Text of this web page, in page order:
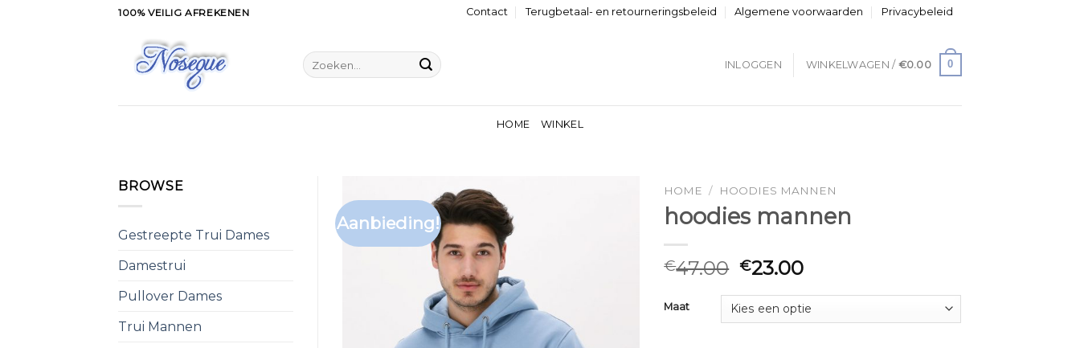
100% VEILIG AFREKENEN Contact Terugbetaal- en retourneringsbeleid Algemene voorwaarden Privacybeleid
Zoeken
naar:
INLOGGEN WINKELWAGEN / €0.00 0
HOME WINKEL
BROWSE
Gestreepte Trui Dames
Damestrui
Pullover Dames
Trui Mannen
Aanbieding!
HOME / HOODIES MANNEN
hoodies mannen
€47.00 €23.00
Maat